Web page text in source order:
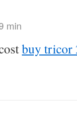
min
buy tricor